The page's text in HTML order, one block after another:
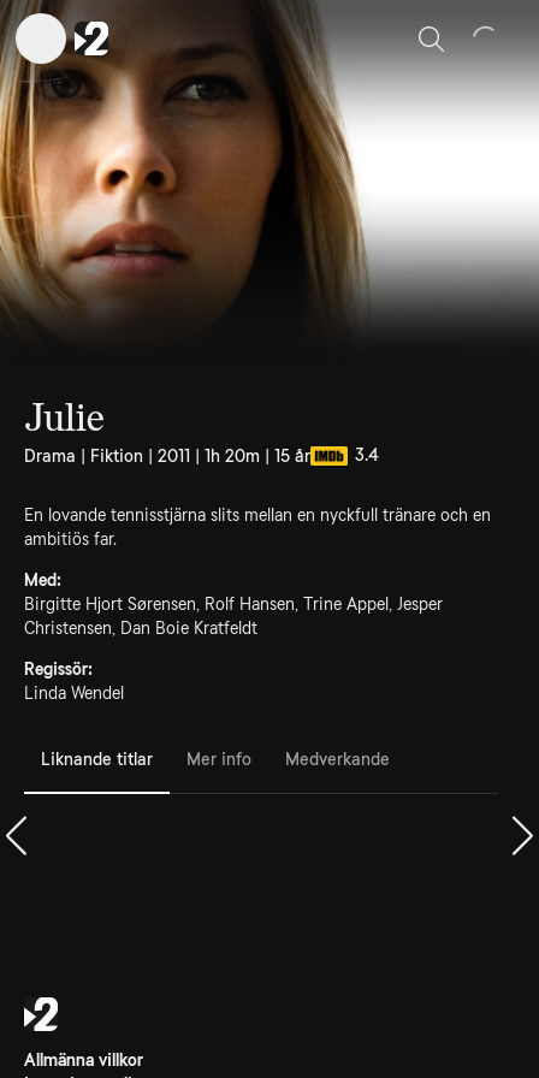
Sök
Julie
Drama | Fiktion | 2011 | 1h 20m | 15 år 3.4
En lovande tennisstjärna slits mellan en nyckfull tränare och en
ambitiös far.
Med:
Birgitte Hjort Sørensen, Rolf Hansen, Trine Appel, Jesper
Christensen, Dan Boie Kratfeldt
Regissör:
Linda Wendel
Liknande titlar Mer info Medverkande
Allmänna villkor